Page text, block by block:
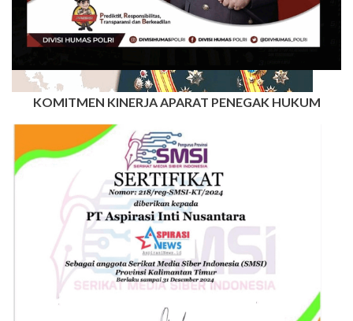
KOMITMEN KINERJA APARAT PENEGAK HUKUM